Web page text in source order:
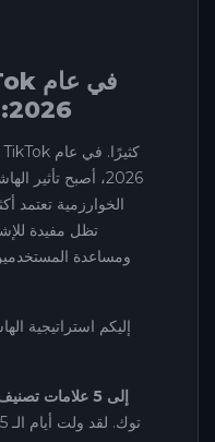
2026: ما الذي لا يزال يعمل
2026، أصبح
الخوارزمية تعتمد
تظل مفيدة
ومساعدة
إليكم استراتيجية
3 إلى 5 علامات تصنيف كحد أقصى